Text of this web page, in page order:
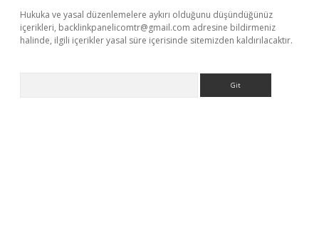
Hukuka ve yasal düzenlemelere aykırı olduğunu düşündüğünüz
içerikleri, backlinkpanelicomtr@gmail.com adresine bildirmeniz
halinde, ilgili içerikler yasal süre içerisinde sitemizden kaldırılacaktır.